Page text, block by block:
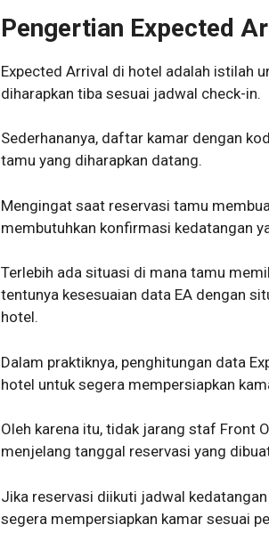
Pengertian Expected
Expected Arrival di hotel adalah istilah
diharapkan tiba sesuai jadwal check-in.
Sederhananya, daftar kamar dengan
tamu yang diharapkan datang.
Mengingat saat reservasi tamu
membutuhkan konfirmasi kedatangan
Terlebih ada situasi di mana tamu
tentunya kesesuaian data EA dengan
hotel.
Dalam praktiknya, penghitungan data
hotel untuk segera mempersiapkan
Oleh karena itu, tidak jarang staf Front
menjelang tanggal reservasi yang
Jika reservasi diikuti jadwal
segera mempersiapkan kamar sesuai